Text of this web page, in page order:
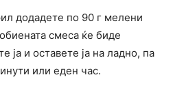
додадете по 90 г мелени
смеса ќе биде
ја и оставете ја на ладно, па
или еден час.